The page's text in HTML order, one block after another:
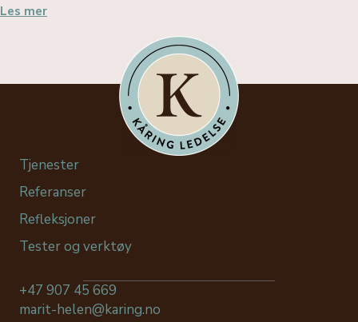
Les mer
Tjenester
Referanser
Refleksjoner
Tester og verktøy
+47 907 45 669
marit-helen@karing.no